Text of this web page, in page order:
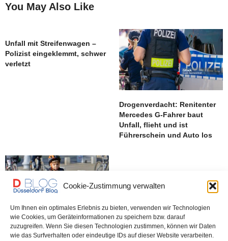
Cookie-Zustimmung verwalten
Um Ihnen ein optimales Erlebnis zu bieten, verwenden wir Technologien
wie Cookies, um Geräteinformationen zu speichern bzw. darauf
zuzugreifen. Wenn Sie diesen Technologien zustimmen, können wir Daten
wie das Surfverhalten oder eindeutige IDs auf dieser Website verarbeiten.
You May Also Like
Unfall mit Streifenwagen –
Polizist eingeklemmt, schwer
verletzt
Drogenverdacht: Renitenter
Mercedes G-Fahrer baut
Unfall, flieht und ist
Führerschein und Auto los
Abgefeimter Autofahrer: Fährt